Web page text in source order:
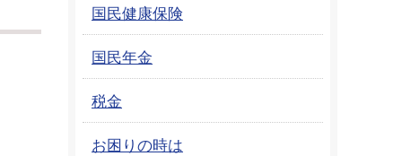
国民健康保険
国民年金
税金
お困りの時は